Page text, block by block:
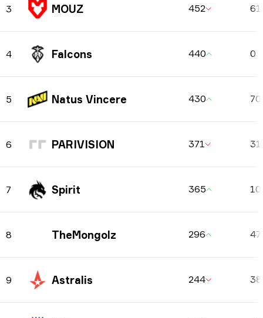
3 MOUZ 452
4 Falcons 440 0
5 Natus Vincere 430
6 PARIVISION 371
7 Spirit 365
8 TheMongolz 296
9 Astralis 244